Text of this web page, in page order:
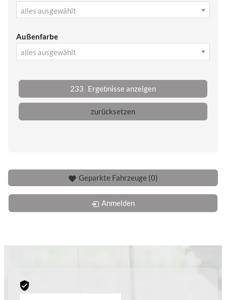
alles ausgewählt
Außenfarbe
alles ausgewählt
233 Ergebnisse anzeigen
zurücksetzen
Geparkte Fahrzeuge (0)
Anmelden